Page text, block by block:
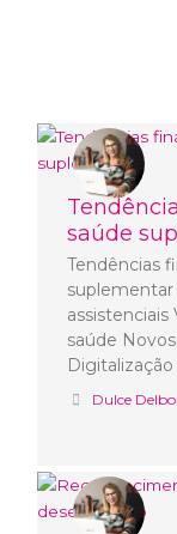
saúde
Tendências
assistenciais
saúde
Digitalização
Dulce